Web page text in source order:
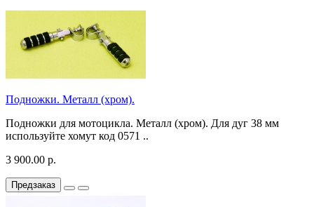
Подножки. Металл (хром).
Подножки для мотоцикла. Металл (хром). Для дуг 38 мм
используйте хомут код 0571 ..
3 900.00 р.
Предзаказ